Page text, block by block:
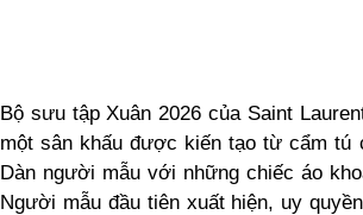
Bộ sưu tập Xuân 2026 của Saint
một sân khấu được kiến tạo từ cẩm tú
Dàn người mẫu với những chiếc áo
Người mẫu đầu tiên xuất hiện, uy